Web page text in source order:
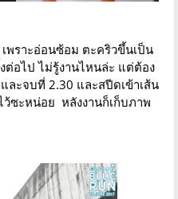
พราะอ่อนซ้อม ตะคริวขึ้นเป็น
ต่อไป ไม่รู้งานไหนล่ะ แต่ต้อง
ละจบที่ 2.30 และสปีดเข้าเส้น
ว้ซะหน่อย หลังงานก็เก็บภาพ